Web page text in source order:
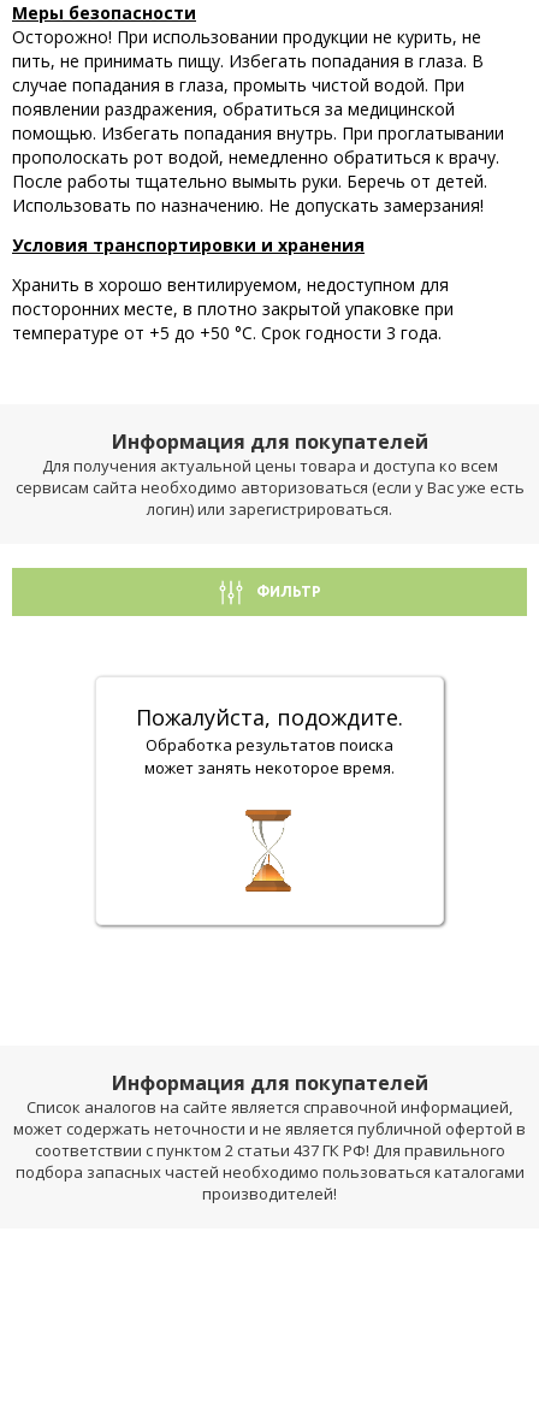
Меры безопасности
Осторожно! При использовании продукции не курить, не
пить, не принимать пищу. Избегать попадания в глаза. В
случае попадания в глаза, промыть чистой водой. При
появлении раздражения, обратиться за медицинской
помощью. Избегать попадания внутрь. При проглатывании
прополоскать рот водой, немедленно обратиться к врачу.
После работы тщательно вымыть руки. Беречь от детей.
Использовать по назначению. Не допускать замерзания!
Условия транспортировки и хранения
Хранить в хорошо вентилируемом, недоступном для
посторонних месте, в плотно закрытой упаковке при
температуре от +5 до +50 °С. Срок годности 3 года.
Информация для покупателей
Для получения актуальной цены товара и доступа ко всем
сервисам сайта необходимо авторизоваться (если у Вас уже есть
логин) или зарегистрироваться.
ФИЛЬТР
Пожалуйста, подождите.
Обработка результатов поиска
может занять некоторое время.
Информация для покупателей
Список аналогов на сайте является справочной информацией,
может содержать неточности и не является публичной офертой в
соответствии с пунктом 2 статьи 437 ГК РФ! Для правильного
подбора запасных частей необходимо пользоваться каталогами
производителей!